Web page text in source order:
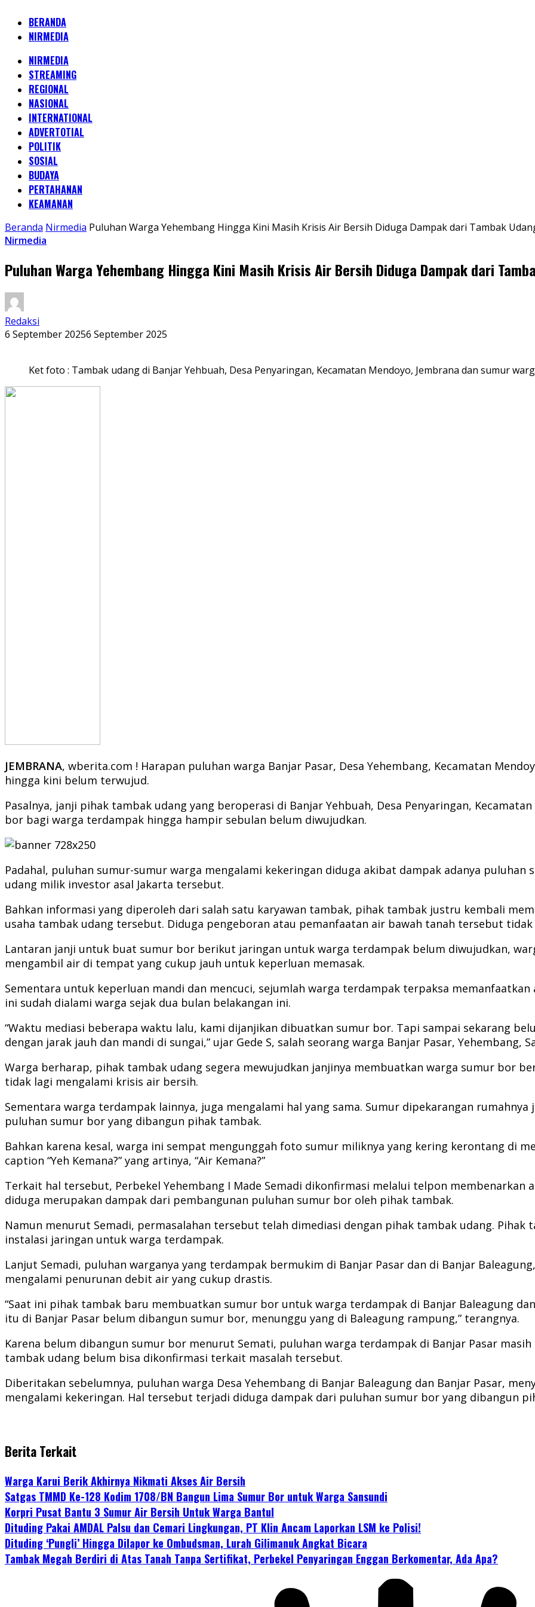
BERANDA
NIRMEDIA
NIRMEDIA
STREAMING
REGIONAL
NASIONAL
INTERNATIONAL
ADVERTOTIAL
POLITIK
SOSIAL
BUDAYA
PERTAHANAN
KEAMANAN
Beranda Nirmedia Puluhan Warga Yehembang Hingga Kini Masih Krisis Air Bersih Diduga Dampak dari Tambak
Nirmedia
Puluhan Warga Yehembang Hingga Kini Masih Krisis Air Bersih Diduga Dampak dari
Redaksi
6 September 20256 September 2025
Ket foto : Tambak udang di Banjar Yehbuah, Desa Penyaringan, Kecamatan Mendoyo, Jembrana dan sumur
JEMBRANA, wberita.com ! Harapan puluhan warga Banjar Pasar, Desa Yehembang, Kecamatan
hingga kini belum terwujud.
Pasalnya, janji pihak tambak udang yang beroperasi di Banjar Yehbuah, Desa Penyaringan,
bor bagi warga terdampak hingga hampir sebulan belum diwujudkan.
Padahal, puluhan sumur-sumur warga mengalami kekeringan diduga akibat dampak adanya
udang milik investor asal Jakarta tersebut.
Bahkan informasi yang diperoleh dari salah satu karyawan tambak, pihak tambak justru kembali
usaha tambak udang tersebut. Diduga pengeboran atau pemanfaatan air bawah tanah tersebut
Lantaran janji untuk buat sumur bor berikut jaringan untuk warga terdampak belum diwujudkan,
mengambil air di tempat yang cukup jauh untuk keperluan memasak.
Sementara untuk keperluan mandi dan mencuci, sejumlah warga terdampak terpaksa
ini sudah dialami warga sejak dua bulan belakangan ini.
“Waktu mediasi beberapa waktu lalu, kami dijanjikan dibuatkan sumur bor. Tapi sampai sekarang
dengan jarak jauh dan mandi di sungai,” ujar Gede S, salah seorang warga Banjar Pasar, Yehembang,
Warga berharap, pihak tambak udang segera mewujudkan janjinya membuatkan warga sumur bor
tidak lagi mengalami krisis air bersih.
Sementara warga terdampak lainnya, juga mengalami hal yang sama. Sumur dipekarangan
puluhan sumur bor yang dibangun pihak tambak.
Bahkan karena kesal, warga ini sempat mengunggah foto sumur miliknya yang kering kerontang di
caption “Yeh Kemana?” yang artinya, “Air Kemana?”
Terkait hal tersebut, Perbekel Yehembang I Made Semadi dikonfirmasi melalui telpon membenarkan
diduga merupakan dampak dari pembangunan puluhan sumur bor oleh pihak tambak.
Namun menurut Semadi, permasalahan tersebut telah dimediasi dengan pihak tambak udang.
instalasi jaringan untuk warga terdampak.
Lanjut Semadi, puluhan warganya yang terdampak bermukim di Banjar Pasar dan di Banjar
mengalami penurunan debit air yang cukup drastis.
“Saat ini pihak tambak baru membuatkan sumur bor untuk warga terdampak di Banjar Baleagung
itu di Banjar Pasar belum dibangun sumur bor, menunggu yang di Baleagung rampung,” terangnya.
Karena belum dibangun sumur bor menurut Semati, puluhan warga terdampak di Banjar Pasar
tambak udang belum bisa dikonfirmasi terkait masalah tersebut.
Diberitakan sebelumnya, puluhan warga Desa Yehembang di Banjar Baleagung dan Banjar Pasar,
mengalami kekeringan. Hal tersebut terjadi diduga dampak dari puluhan sumur bor yang dibangun
Berita Terkait
Warga Karui Berik Akhirnya Nikmati Akses Air Bersih
Satgas TMMD Ke-128 Kodim 1708/BN Bangun Lima Sumur Bor untuk Warga Sansundi
Korpri Pusat Bantu 3 Sumur Air Bersih Untuk Warga Bantul
Dituding Pakai AMDAL Palsu dan Cemari Lingkungan, PT Klin Ancam Laporkan LSM ke Polisi!
Dituding ‘Pungli’ Hingga Dilapor ke Ombudsman, Lurah Gilimanuk Angkat Bicara
Tambak Megah Berdiri di Atas Tanah Tanpa Sertifikat, Perbekel Penyaringan Enggan Berkomentar, Ada Apa?